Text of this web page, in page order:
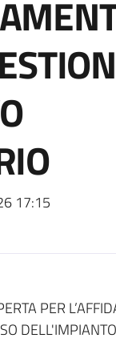
17:15
PER